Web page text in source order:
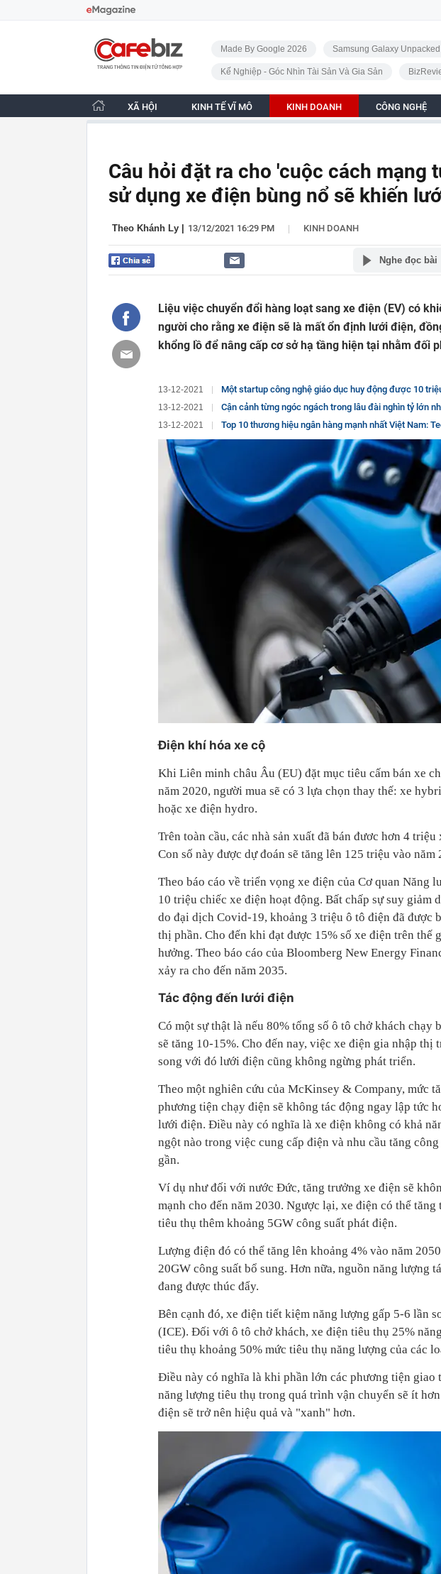
CafeBiz - Trang chủ
Made By Google 2026 Samsung Galaxy
Kế Nghiệp - Góc Nhìn Tài Sản Và Gia Sản
XÃ HỘI KINH TẾ VĨ MÔ KINH DOANH CÔNG NGHỆ
Câu hỏi đặt ra cho 'cuộc cách mạng
sử dụng xe điện bùng nổ sẽ khiến
Theo Khánh Ly 13/12/2021 16:29 PM | KINH DOANH
Nghe đọc bài
Liệu việc chuyển đổi hàng loạt sang xe điện (EV) có
người cho rằng xe điện sẽ là mất ổn định lưới điện,
khổng lồ để nâng cấp cơ sở hạ tầng hiện tại nhằm đối
13-12-2021 Một startup công nghệ giáo dục huy động được 10
13-12-2021 Cận cảnh từng ngóc ngách trong lâu đài nghìn tỷ lớn
13-12-2021 Top 10 thương hiệu ngân hàng mạnh nhất Việt Nam:
Điện khí hóa xe cộ
Khi Liên minh châu Âu (EU) đặt mục tiêu cấm bán xe
năm 2020, người mua sẽ có 3 lựa chọn thay thế: xe
hoặc xe điện hydro.
Trên toàn cầu, các nhà sản xuất đã bán đươc hơn 4
Con số này được dự đoán sẽ tăng lên 125 triệu vào năm
Theo báo cáo về triển vọng xe điện của Cơ quan Năng
10 triệu chiếc xe điện hoạt động. Bất chấp sự suy giảm
do đại dịch Covid-19, khoảng 3 triệu ô tô điện đã được
thị phần. Cho đến khi đạt được 15% số xe điện trên thế
hưởng. Theo báo cáo của Bloomberg New Energy
xảy ra cho đến năm 2035.
Tác động đến lưới điện
Có một sự thật là nếu 80% tổng số ô tô chở khách chạy
sẽ tăng 10-15%. Cho đến nay, việc xe điện gia nhập thị
song với đó lưới điện cũng không ngừng phát triển.
Theo một nghiên cứu của McKinsey & Company, mức
phương tiện chạy điện sẽ không tác động ngay lập tức
lưới điện. Điều này có nghĩa là xe điện không có khả
ngột nào trong việc cung cấp điện và nhu cầu tăng
gần.
Ví dụ như đối với nước Đức, tăng trưởng xe điện sẽ
mạnh cho đến năm 2030. Ngược lại, xe điện có thể
tiêu thụ thêm khoảng 5GW công suất phát điện.
Lượng điện đó có thể tăng lên khoảng 4% vào năm
20GW công suất bổ sung. Hơn nữa, nguồn năng lượng
đang được thúc đẩy.
Bên cạnh đó, xe điện tiết kiệm năng lượng gấp 5-6 lần
(ICE). Đối với ô tô chở khách, xe điện tiêu thụ 25%
tiêu thụ khoảng 50% mức tiêu thụ năng lượng của các
Điều này có nghĩa là khi phần lớn các phương tiện giao
năng lượng tiêu thụ trong quá trình vận chuyển sẽ ít
điện sẽ trở nên hiệu quả và "xanh" hơn.